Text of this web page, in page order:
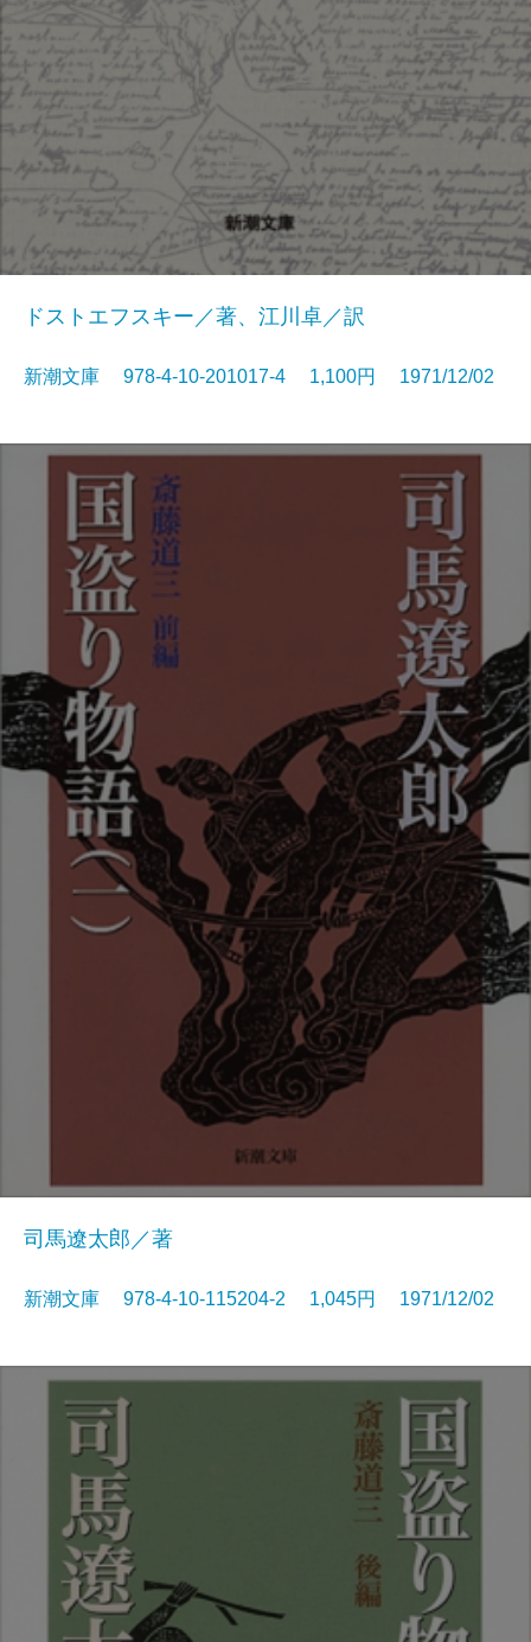
ドストエフスキー／著、江川卓／訳
新潮文庫 978-4-10-201017-4 1,100円 1971/12/02
司馬遼太郎／著
新潮文庫 978-4-10-115204-2 1,045円 1971/12/02